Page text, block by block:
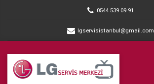
0544 539 09 91
lgservisistanbul@gmail.com